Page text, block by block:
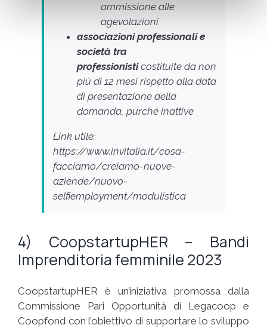
ammissione alle
agevolazioni
associazioni professionali e
società tra
professionisticostituite da non
più di 12 mesi rispetto alla data
di presentazione della
domanda, purché inattive
Link utile:
https://www.invitalia.it/cosa-
facciamo/creiamo-nuove-
aziende/nuovo-
selfiemployment/modulistica
4) CoopstartupHER – Bandi
Imprenditoria femminile 2023
CoopstartupHER è un’iniziativa promossa dalla
Commissione Pari Opportunità di Legacoop e
Coopfond con l’obiettivo di supportare lo sviluppo